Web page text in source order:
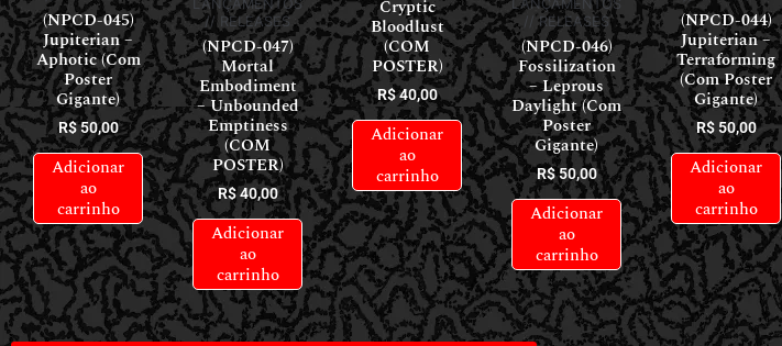
(NPCD-045)
Jupiterian –
Aphotic (Com
Poster
Gigante)
R$50,00
Adicionar
ao
carrinho
LANÇAMENTOS
// RELEASES
(NPCD-047)
Mortal
Embodiment
– Unbounded
Emptiness
(COM
POSTER)
R$40,00
Adicionar
ao
carrinho
Cryptic
Bloodlust
(COM
POSTER)
R$40,00
Adicionar
ao
carrinho
LANÇAMENTOS
// RELEASES
(NPCD-046)
Fossilization
– Leprous
Daylight (Com
Poster
Gigante)
R$50,00
Adicionar
ao
carrinho
(NPCD-044)
Jupiterian –
Terraforming
(Com Poster
Gigante)
R$50,00
Adicionar
ao
carrinho